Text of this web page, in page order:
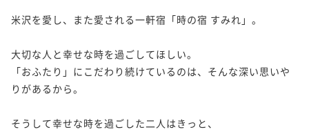
米沢を愛し、また愛される一軒宿「時の宿 すみれ」。
大切な人と幸せな時を過ごしてほしい。
「おふたり」にこだわり続けているのは、そんな深い思いや
りがあるから。
そうして幸せな時を過ごした二人はきっと、